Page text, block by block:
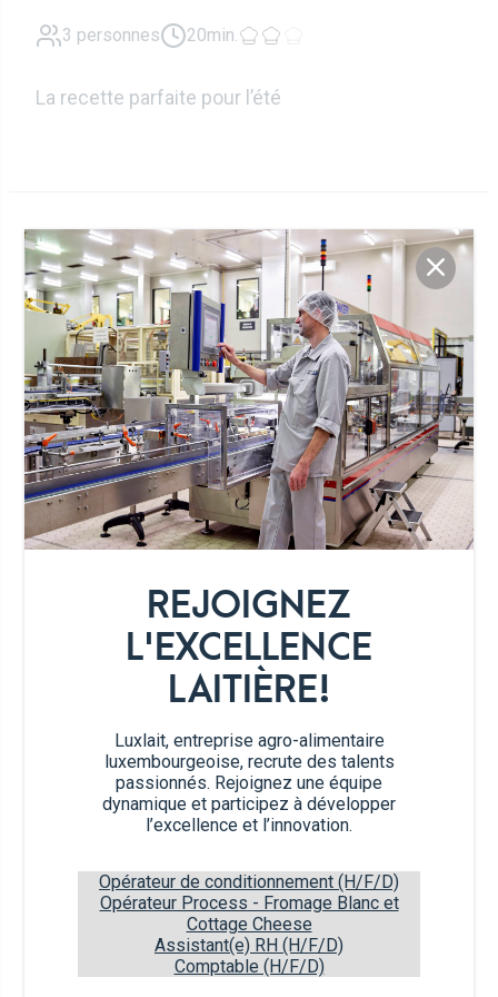
REJOIGNEZ
L'EXCELLENCE
LAITIÈRE!
Luxlait, entreprise agro-alimentaire
luxembourgeoise, recrute des talents
passionnés. Rejoignez une équipe
dynamique et participez à développer
l’excellence et l’innovation.
Opérateur de conditionnement (H/F/D)
Opérateur Process - Fromage Blanc et
Cottage Cheese
Assistant(e) RH (H/F/D)
Comptable (H/F/D)
3 personnes 20min.
La recette parfaite pour l’été
Ingrédients
225g Skyr
200g Saumon fumé
1/2 Tomate d'été
Avocat
Oignon rouge
1 c.à.c Câpres
Feuilles de salade
Feuilles de papier de riz
Herbes fraîches (Aneth, Ail des
ours)